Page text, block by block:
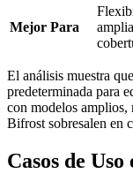
Mejor Para
amplia
El análisis muestra
predeterminada para
con modelos amplios,
Bifrost sobresalen en
Casos de